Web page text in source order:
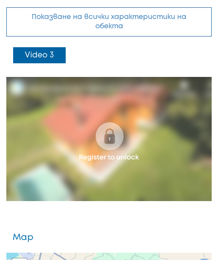
Показване на всички характеристики на
обекта
Video 3
Map